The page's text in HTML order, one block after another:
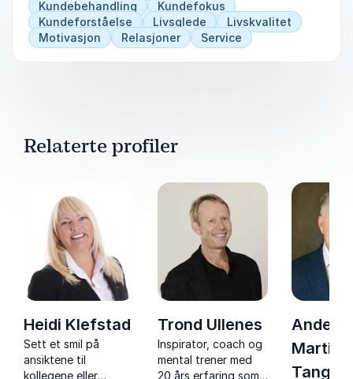
Kundebehandling
Kundefokus
Kundeforståelse
Livsglede
Livskvalitet
Motivasjon
Relasjoner Service
Relaterte profiler
Heidi Klefstad
Sett et smil på
ansiktene til
kollegene eller
Trond Ullenes
Inspirator, coach og
mental trener med
20 års erfaring som
Anders
Tangen